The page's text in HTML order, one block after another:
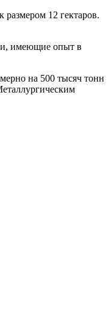
размером 12 гектаров.
имеющие опыт в
на 500 тысяч тонн